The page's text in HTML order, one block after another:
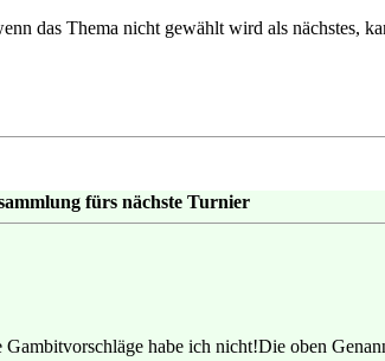
das Thema nicht gewählt wird als nächstes,
fürs nächste Turnier
habe ich nicht!Die oben